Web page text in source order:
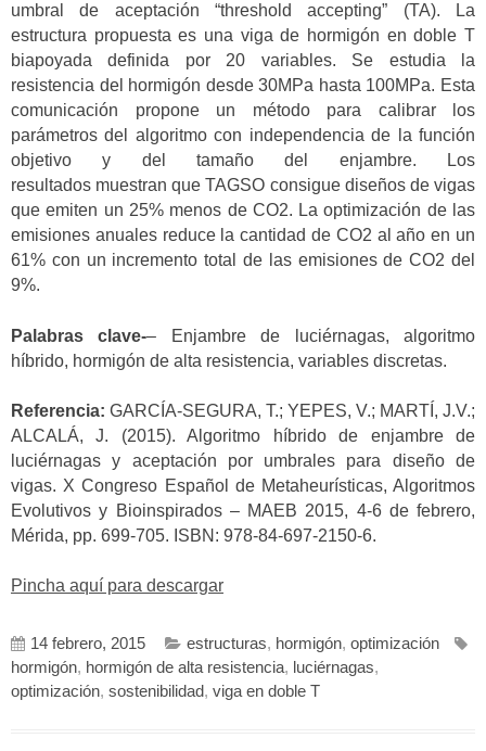
umbral de aceptación “threshold accepting” (TA). La
estructura propuesta es una viga de hormigón en doble T
biapoyada definida por 20 variables. Se estudia la
resistencia del hormigón desde 30MPa hasta 100MPa. Esta
comunicación propone un método para calibrar los
parámetros del algoritmo con independencia de la función
objetivo y del tamaño del enjambre. Los
resultados muestran que TAGSO consigue diseños de vigas
que emiten un 25% menos de CO2. La optimización de las
emisiones anuales reduce la cantidad de CO2 al año en un
61% con un incremento total de las emisiones de CO2 del
9%.
Palabras clave-– Enjambre de luciérnagas, algoritmo
híbrido, hormigón de alta resistencia, variables discretas.
Referencia: GARCÍA-SEGURA, T.; YEPES, V.; MARTÍ, J.V.;
ALCALÁ, J. (2015). Algoritmo híbrido de enjambre de
luciérnagas y aceptación por umbrales para diseño de
vigas. X Congreso Español de Metaheurísticas, Algoritmos
Evolutivos y Bioinspirados – MAEB 2015, 4-6 de febrero,
Mérida, pp. 699-705. ISBN: 978-84-697-2150-6.
Pincha aquí para descargar
14 febrero, 2015 estructuras, hormigón, optimización
hormigón, hormigón de alta resistencia, luciérnagas,
optimización, sostenibilidad, viga en doble T